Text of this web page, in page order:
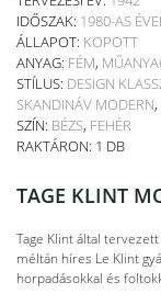
IDŐSZAK: 1980-AS
ÁLLAPOT: KOPOTT
ANYAG: FÉM,
STÍLUS: DESIGN
SKANDINÁV MODERN,
SZÍN: BÉZS, FEHÉR
RAKTÁRON: 1 DB
TAGE KLINT
Tage Klint által
méltán híres Le Klint
horpadásokkal és